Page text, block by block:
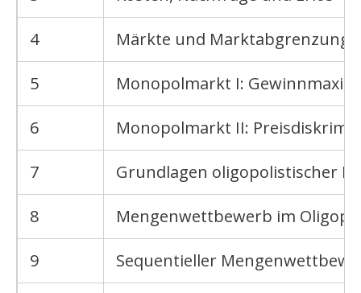
4 Märkte und Marktabgrenzung;
5 Monopolmarkt I:
6 Monopolmarkt II:
7 Grundlagen oligopolistischer
8 Mengenwettbewerb im
9 Sequentieller